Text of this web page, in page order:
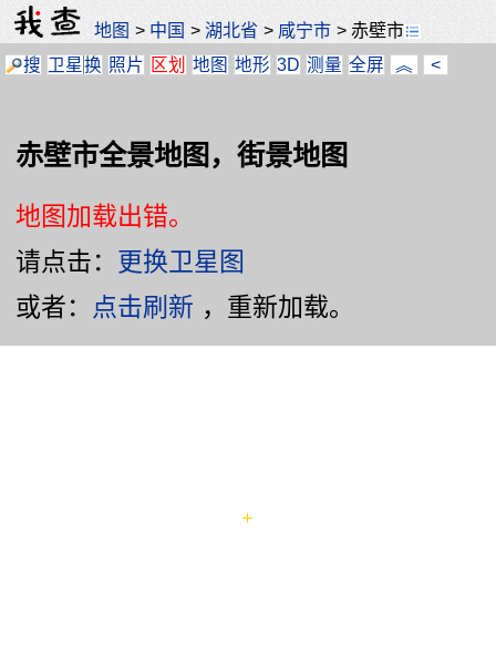
地图 > 中国 >湖北省 > 咸宁市 >赤壁市
搜 卫星换 照片 区划 地图 地形 3D 测量 全屏 ︽ <
赤壁市全景地图，街景地图
地图加载出错。
请点击： 更换卫星图
或者： 点击刷新 ，重新加载。